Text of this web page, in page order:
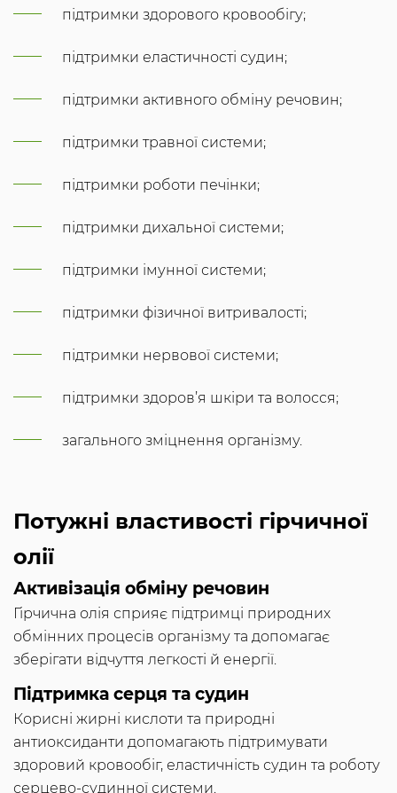
підтримки здорового кровообігу;
підтримки еластичності судин;
підтримки активного обміну речовин;
підтримки травної системи;
підтримки роботи печінки;
підтримки дихальної системи;
підтримки імунної системи;
підтримки фізичної витривалості;
підтримки нервової системи;
підтримки здоров’я шкіри та волосся;
загального зміцнення організму.
Потужні властивості гірчичної
олії
Активізація обміну речовин
Гірчична олія сприяє підтримці природних
обмінних процесів організму та допомагає
зберігати відчуття легкості й енергії.
Підтримка серця та судин
Корисні жирні кислоти та природні
антиоксиданти допомагають підтримувати
здоровий кровообіг, еластичність судин та роботу
серцево-судинної системи.